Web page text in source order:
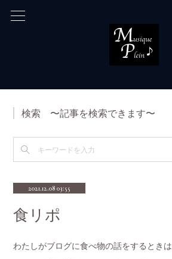
検索 〜記事を検索できます〜
2021.12.08 03:55
食リポ
わたしがブログに食べ物の話をするときは